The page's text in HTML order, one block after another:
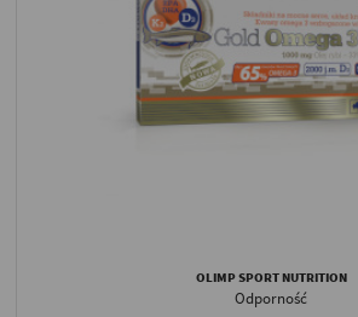
OLIMP SPORT NUTRITION
Odporność